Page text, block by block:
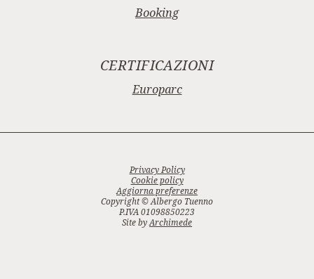
Booking
CERTIFICAZIONI
Europarc
Privacy Policy
Cookie policy
Aggiorna preferenze
Copyright © Albergo Tuenno
P.IVA 01098850223
Site byArchimede